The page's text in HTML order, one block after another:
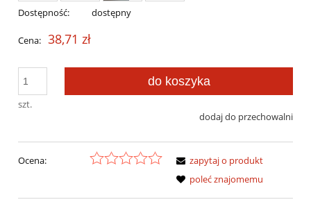
Dostępność: dostępny
Cena: 38,71 zł
szt.
do koszyka
dodaj do przechowalni
Ocena:
zapytaj o produkt
poleć znajomemu